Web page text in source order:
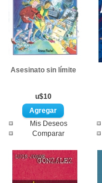
Asesinato sin límite
u$10
Mis Deseos
Comparar